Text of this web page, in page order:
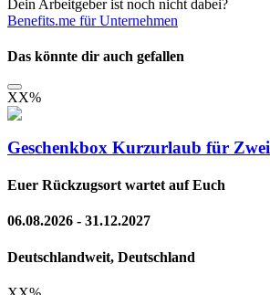
Dein Arbeitgeber ist noch nicht dabei?
Benefits.me für Unternehmen
Das könnte dir auch gefallen
XX%
Geschenkbox Kurzurlaub für Zwei
Euer Rückzugsort wartet auf Euch
06.08.2026 - 31.12.2027
Deutschlandweit, Deutschland